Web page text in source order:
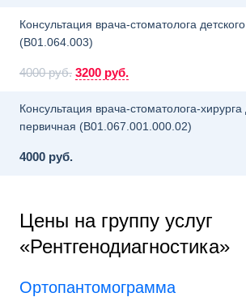
Консультация врача-стоматолога
(B01.064.003)
4000 руб. 3200 руб.
Консультация врача-стоматолога-хирурга
первичная (B01.067.001.000.02)
4000 руб.
Цены на группу услуг
«Рентгенодиагностика»
Ортопантомограмма